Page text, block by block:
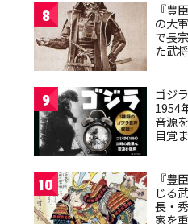
8
『豊
の大
で長
た武
9
ゴジ
1954
音源
目覚
10
『豊
じる
長・
家を